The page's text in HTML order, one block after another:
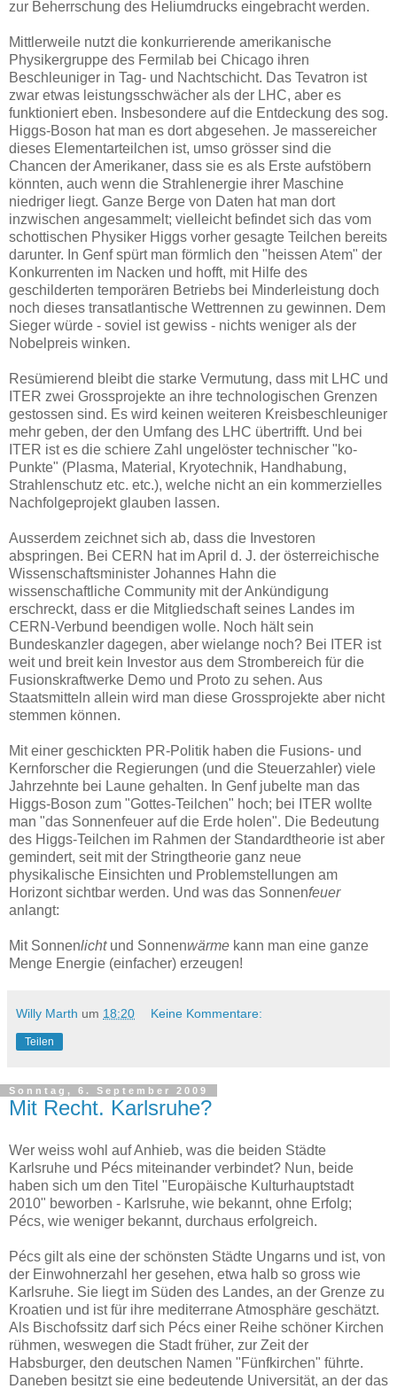
zur Beherrschung des Heliumdrucks eingebracht werden.
Mittlerweile nutzt die konkurrierende amerikanische
Physikergruppe des Fermilab bei Chicago ihren
Beschleuniger in Tag- und Nachtschicht. Das Tevatron ist
zwar etwas leistungsschwächer als der LHC, aber es
funktioniert eben. Insbesondere auf die Entdeckung des sog.
Higgs-Boson hat man es dort abgesehen. Je massereicher
dieses Elementarteilchen ist, umso grösser sind die
Chancen der Amerikaner, dass sie es als Erste aufstöbern
könnten, auch wenn die Strahlenergie ihrer Maschine
niedriger liegt. Ganze Berge von Daten hat man dort
inzwischen angesammelt; vielleicht befindet sich das vom
schottischen Physiker Higgs vorher gesagte Teilchen bereits
darunter. In Genf spürt man förmlich den "heissen Atem" der
Konkurrenten im Nacken und hofft, mit Hilfe des
geschilderten temporären Betriebs bei Minderleistung doch
noch dieses transatlantische Wettrennen zu gewinnen. Dem
Sieger würde - soviel ist gewiss - nichts weniger als der
Nobelpreis winken.
Resümierend bleibt die starke Vermutung, dass mit LHC und
ITER zwei Grossprojekte an ihre technologischen Grenzen
gestossen sind. Es wird keinen weiteren Kreisbeschleuniger
mehr geben, der den Umfang des LHC übertrifft. Und bei
ITER ist es die schiere Zahl ungelöster technischer "ko-
Punkte" (Plasma, Material, Kryotechnik, Handhabung,
Strahlenschutz etc. etc.), welche nicht an ein kommerzielles
Nachfolgeprojekt glauben lassen.
Ausserdem zeichnet sich ab, dass die Investoren
abspringen. Bei CERN hat im April d. J. der österreichische
Wissenschaftsminister Johannes Hahn die
wissenschaftliche Community mit der Ankündigung
erschreckt, dass er die Mitgliedschaft seines Landes im
CERN-Verbund beendigen wolle. Noch hält sein
Bundeskanzler dagegen, aber wielange noch? Bei ITER ist
weit und breit kein Investor aus dem Strombereich für die
Fusionskraftwerke Demo und Proto zu sehen. Aus
Staatsmitteln allein wird man diese Grossprojekte aber nicht
stemmen können.
Mit einer geschickten PR-Politik haben die Fusions- und
Kernforscher die Regierungen (und die Steuerzahler) viele
Jahrzehnte bei Laune gehalten. In Genf jubelte man das
Higgs-Boson zum "Gottes-Teilchen" hoch; bei ITER wollte
man "das Sonnenfeuer auf die Erde holen". Die Bedeutung
des Higgs-Teilchen im Rahmen der Standardtheorie ist aber
gemindert, seit mit der Stringtheorie ganz neue
physikalische Einsichten und Problemstellungen am
Horizont sichtbar werden. Und was das Sonnenfeuer
anlangt:
Mit Sonnenlichtund Sonnenwärme kann man eine ganze
Menge Energie (einfacher) erzeugen!
Willy Marth um 18:20 Keine Kommentare:
Teilen
Sonntag, 6. September 2009
Mit Recht. Karlsruhe?
Wer weiss wohl auf Anhieb, was die beiden Städte
Karlsruhe und Pécs miteinander verbindet? Nun, beide
haben sich um den Titel "Europäische Kulturhauptstadt
2010" beworben - Karlsruhe, wie bekannt, ohne Erfolg;
Pécs, wie weniger bekannt, durchaus erfolgreich.
Pécs gilt als eine der schönsten Städte Ungarns und ist, von
der Einwohnerzahl her gesehen, etwa halb so gross wie
Karlsruhe. Sie liegt im Süden des Landes, an der Grenze zu
Kroatien und ist für ihre mediterrane Atmosphäre geschätzt.
Als Bischofssitz darf sich Pécs einer Reihe schöner Kirchen
rühmen, weswegen die Stadt früher, zur Zeit der
Habsburger, den deutschen Namen "Fünfkirchen" führte.
Daneben besitzt sie eine bedeutende Universität, an der das